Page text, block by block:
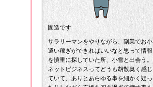
固造です
サラリーマンをやりながら、副業でお小
遣い稼ぎができればいいなと思って情報
を慎重に探していた所、小雪と出会う。
ネットビジネスってどうも胡散臭く感じ
ていて、ありとあらゆる事を細かく疑っ